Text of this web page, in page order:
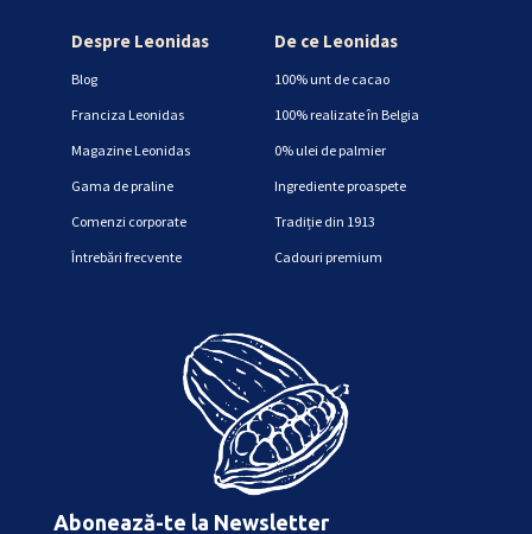
Despre Leonidas
Blog
Franciza Leonidas
Magazine Leonidas
Gama de praline
Comenzi corporate
Întrebări frecvente
De ce Leonidas
100% unt de cacao
100% realizate în Belgia
0% ulei de palmier
Ingrediente proaspete
Tradiție din 1913
Cadouri premium
Abonează-te la Newsletter